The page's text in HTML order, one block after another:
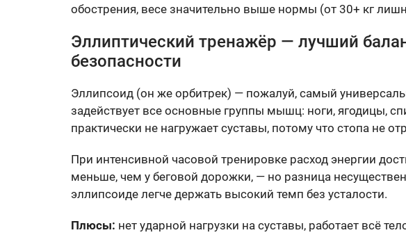
обострения, весе значительно выше нормы (от 30+ кг
Эллиптический тренажёр — лучший
безопасности
Эллипсоид (он же орбитрек) — пожалуй, самый
задействует все основные группы мышц: ноги, ягодицы,
практически не нагружает суставы, потому что стопа не
При интенсивной часовой тренировке расход энергии
меньше, чем у беговой дорожки, — но разница
эллипсоиде легче держать высокий темп без усталости.
Плюсы: нет ударной нагрузки на суставы, работает всё